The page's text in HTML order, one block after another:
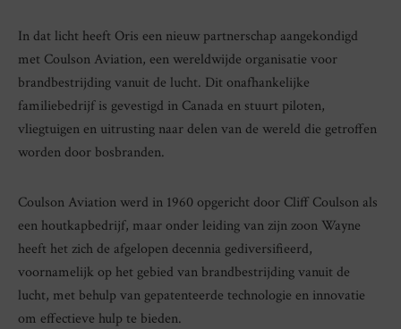
In dat licht heeft Oris een nieuw partnerschap aangekondigd
met Coulson Aviation, een wereldwijde organisatie voor
brandbestrijding vanuit de lucht. Dit onafhankelijke
familiebedrijf is gevestigd in Canada en stuurt piloten,
vliegtuigen en uitrusting naar delen van de wereld die getroffen
worden door bosbranden.
Coulson Aviation werd in 1960 opgericht door Cliff Coulson als
een houtkapbedrijf, maar onder leiding van zijn zoon Wayne
heeft het zich de afgelopen decennia gediversifieerd,
voornamelijk op het gebied van brandbestrijding vanuit de
lucht, met behulp van gepatenteerde technologie en innovatie
om effectieve hulp te bieden.